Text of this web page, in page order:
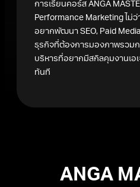
การเรียนคอร์ส ANGA
Performance Marketing ไม่
อยากพัฒนา SEO, Paid
ธุรกิจที่ต้องการมองภาพรวม
บริหารที่อยากมีสกิลคุมงานเอ
ทันที
ANGA